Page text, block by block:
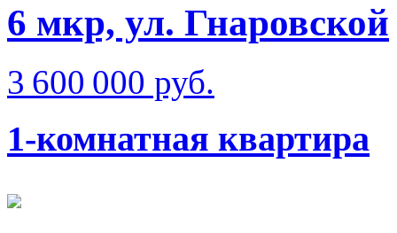
6 мкр, ул. Гнаровской
3 600 000 руб.
1-комнатная квартира